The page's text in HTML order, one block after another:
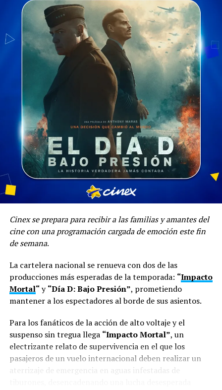
THE BOYS: Estreno en las salas de cine a nivel nacional
el próximo 20 de mayo.
Duración: 100 minutos.
Sipnosis: Ven y siente en 4DX el capitulo final de The
EL BUFÓN 2:Estreno en las salas de cine a nivel
nacional el próximo 21 de mayo.
Cinex se prepara para recibir a las familias y amantes del
cine con una programación cargada de emoción este fin
de semana.
La cartelera nacional se renueva con dos de las
producciones más esperadas de la temporada: “Impacto
Mortal“y“Día D: Bajo Presión”, prometiendo
mantener a los espectadores al borde de sus asientos.
Para los fanáticos de la acción de alto voltaje y el
suspenso sin tregua llega “Impacto Mortal”, un
electrizante relato de supervivencia en el que los
pasajeros de un vuelo internacional deben realizar un
aterrizaje de emergencia en aguas infestadas de